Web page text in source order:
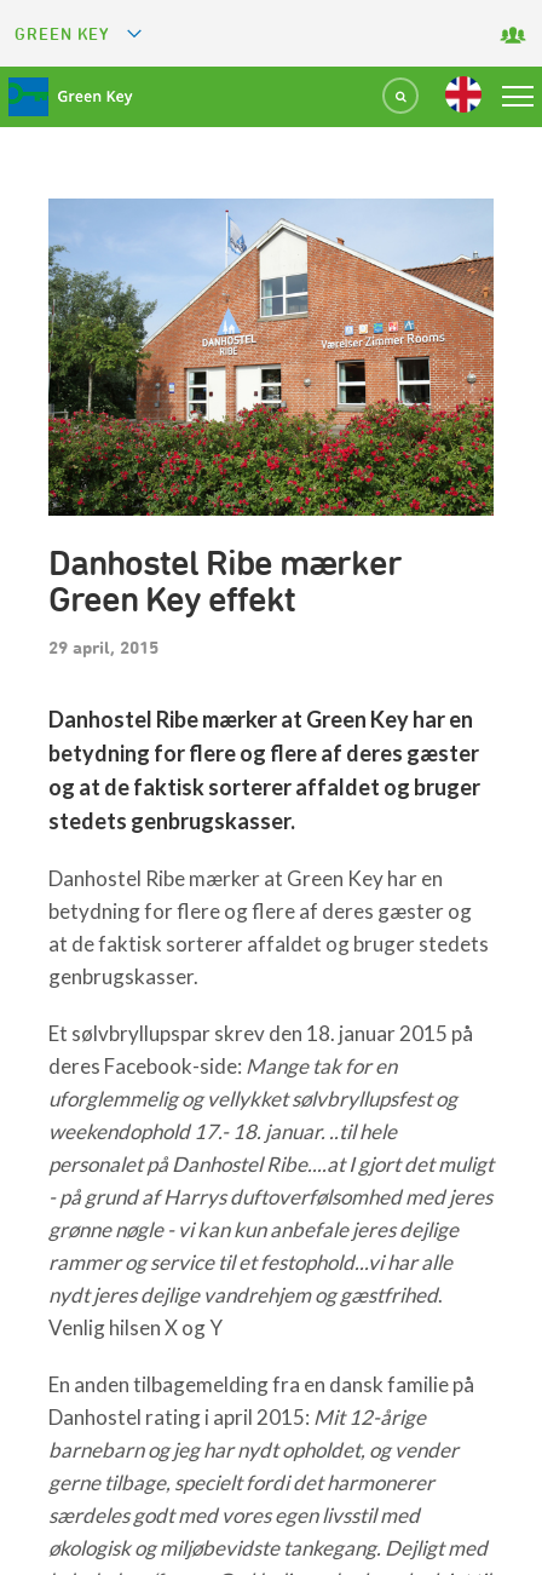
GREEN KEY
GREEN RESTAURANT
GREEN SPORT FACILITY
GREEN TOURISM ORGANIZATION
GREEN CAMPING
GREEN ATTRACTION
Danhostel Ribe mærker
Green Key effekt
29 april, 2015
Danhostel Ribe mærker at Green Key har en
betydning for flere og flere af deres gæster
og at de faktisk sorterer affaldet og bruger
stedets genbrugskasser.
Danhostel Ribe mærker at Green Key har en
betydning for flere og flere af deres gæster og
at de faktisk sorterer affaldet og bruger stedets
genbrugskasser.
Et sølvbryllupspar skrev den 18. januar 2015 på
deres Facebook-side: Mange tak for en
uforglemmelig og vellykket sølvbryllupsfest og
weekendophold 17.- 18. januar. ..til hele
personalet på Danhostel Ribe....at I gjort det muligt
- på grund af Harrys duftoverfølsomhed med jeres
grønne nøgle - vi kan kun anbefale jeres dejlige
rammer og service til et festophold...vi har alle
nydt jeres dejlige vandrehjem og gæstfrihed.
Venlig hilsen X og Y
En anden tilbagemelding fra en dansk familie på
Danhostel rating i april 2015: Mit 12-årige
barnebarn og jeg har nydt opholdet, og vender
gerne tilbage, specielt fordi det harmonerer
særdeles godt med vores egen livsstil med
økologisk og miljøbevidste tankegang. Dejligt med